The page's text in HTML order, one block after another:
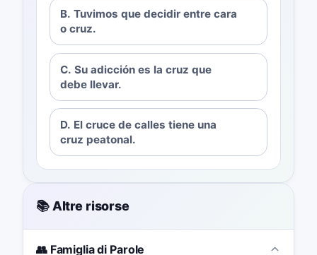
B. Tuvimos que decidir entre cara
o cruz.
C. Su adicción es la cruz que
debe llevar.
D. El cruce de calles tiene una
cruz peatonal.
📚 Altre risorse
👥 Famiglia di Parole